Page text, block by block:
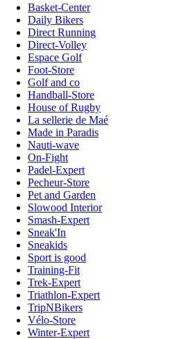
Basket-Center
Daily Bikers
Direct Running
Direct-Volley
Espace Golf
Foot-Store
Golf and co
Handball-Store
House of Rugby
La sellerie de Maé
Made in Paradis
Nauti-wave
On-Fight
Padel-Expert
Pecheur-Store
Pet and Garden
Slowood Interior
Smash-Expert
Sneak'In
Sneakids
Sport is good
Training-Fit
Trek-Expert
Triathlon-Expert
TripNBikers
Vélo-Store
Winter-Expert